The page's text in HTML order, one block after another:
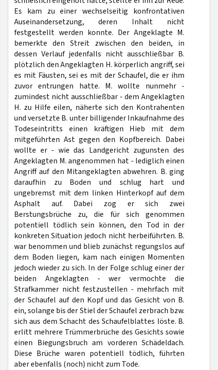
Es kam zu einer wechselseitig konfrontativen
Auseinandersetzung, deren Inhalt nicht
festgestellt werden konnte. Der Angeklagte M.
bemerkte den Streit zwischen den beiden, in
dessen Verlauf jedenfalls nicht ausschließbar B.
plötzlich den Angeklagten H. körperlich angriff, sei
es mit Fäusten, sei es mit der Schaufel, die er ihm
zuvor entrungen hatte. M. wollte nunmehr -
zumindest nicht ausschließbar - dem Angeklagten
H. zu Hilfe eilen, näherte sich den Kontrahenten
und versetzte B. unter billigender Inkaufnahme des
Todeseintritts einen kräftigen Hieb mit dem
mitgeführten Ast gegen den Kopfbereich. Dabei
wollte er - wie das Landgericht zugunsten des
Angeklagten M. angenommen hat - lediglich einen
Angriff auf den Mitangeklagten abwehren. B. ging
daraufhin zu Boden und schlug hart und
ungebremst mit dem linken Hinterkopf auf dem
Asphalt auf. Dabei zog er sich zwei
Berstungsbrüche zu, die für sich genommen
potentiell tödlich sein können, den Tod in der
konkreten Situation jedoch nicht herbeiführten. B.
war benommen und blieb zunächst regungslos auf
dem Boden liegen, kam nach einigen Momenten
jedoch wieder zu sich. In der Folge schlug einer der
beiden Angeklagten - wer vermochte die
Strafkammer nicht festzustellen - mehrfach mit
der Schaufel auf den Kopf und das Gesicht von B.
ein, solange bis der Stiel der Schaufel zerbrach bzw.
sich aus dem Schacht des Schaufelblattes löste. B.
erlitt mehrere Trümmerbrüche des Gesichts sowie
einen Biegungsbruch am vorderen Schädeldach.
Diese Brüche waren potentiell tödlich, führten
aber ebenfalls (noch) nicht zum Tode.